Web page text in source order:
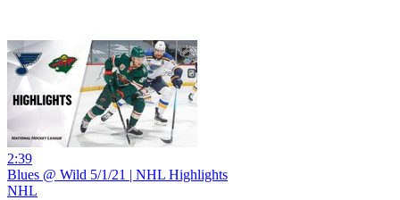
2:39
Blues @ Wild 5/1/21 | NHL Highlights
NHL